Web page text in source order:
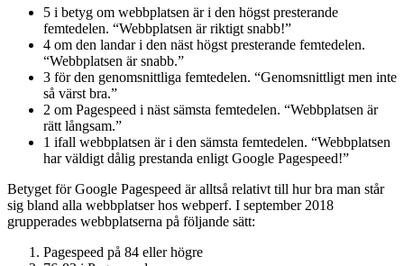
5 i betyg om webbplatsen är i den högst presterande
femtedelen. “Webbplatsen är riktigt snabb!”
4 om den landar i den näst högst presterande femtedelen.
“Webbplatsen är snabb.”
3 för den genomsnittliga femtedelen. “Genomsnittligt men inte
så värst bra.”
2 om Pagespeed i näst sämsta femtedelen. “Webbplatsen är
rätt långsam.”
1 ifall webbplatsen är i den sämsta femtedelen. “Webbplatsen
har väldigt dålig prestanda enligt Google Pagespeed!”
Betyget för Google Pagespeed är alltså relativt till hur bra man står
sig bland alla webbplatser hos webperf. I september 2018
grupperades webbplatserna på följande sätt:
Pagespeed på 84 eller högre